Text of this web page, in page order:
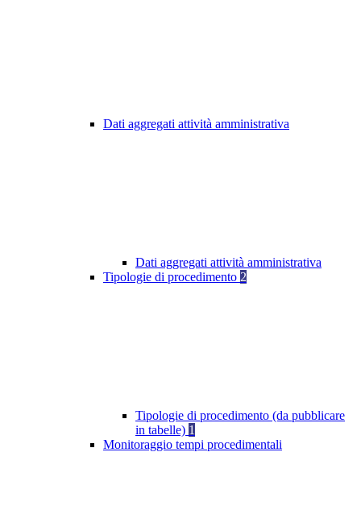
Dati aggregati attività amministrativa
Dati aggregati attività amministrativa
Tipologie di procedimento 2
Tipologie di procedimento (da pubblicare
in tabelle) 1
Monitoraggio tempi procedimentali